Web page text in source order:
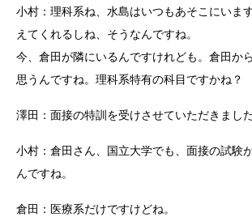
小村：理科系ね、水島はいつもあそこにいま
えてくれるしね、そうなんですね。
今、倉田が隣にいるんですけれども。倉田か
思うんですね。理科系特有の科目ですかね？
澤田：面接の特訓を受けさせていただきました
小村：倉田さん、国立大学でも、面接の試験
んですね。
倉田：医療系だけですけどね。